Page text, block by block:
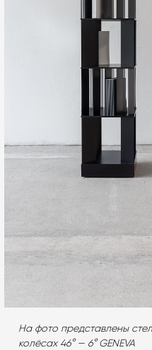
На фото представлены
колёсах 46° — 6° GENEVA